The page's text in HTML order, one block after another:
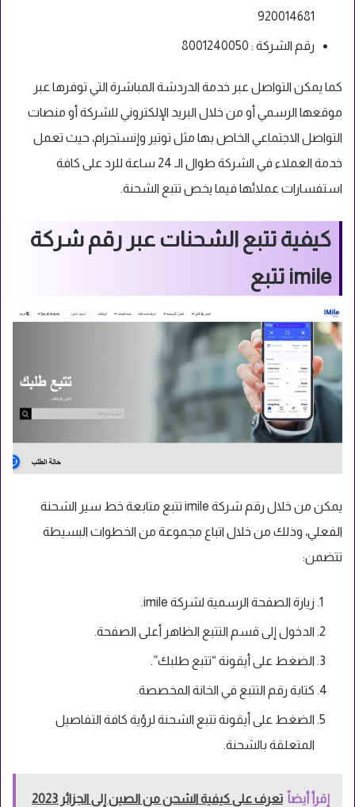
920014681
رقم الشركة : 8001240050
كما يمكن التواصل عبر خدمة الدردشة المباشرة التي توفرها عبر
موقعها الرسمي أو من خلال البريد الإلكتروني للشركة أو منصات
التواصل الاجتماعي الخاص بها مثل توتير وإنستجرام، حيث تعمل
خدمة العملاء في الشركة طوال الـ 24 ساعة للرد على كافة
استفسارات عملائها فيما يخص تتبع الشحنة.
كيفية تتبع الشحنات عبر رقم شركة
imile تتبع
يمكن من خلال رقم شركة imile تتبع متابعة خط سير الشحنة
الفعلي، وذلك من خلال اتباع مجموعة من الخطوات البسيطة
تتضمن:
زيارة الصفحة الرسمية لشركة imile.
الدخول إلى قسم التتبع الظاهر أعلى الصفحة.
الضغط على أيقونة “تتبع طلبك”.
كتابة رقم التتبع في الخانة المخصصة.
الضغط على أيقونة تتبع الشحنة لرؤية كافة التفاصيل
المتعلقة بالشحنة.
إقرأ أيضاً تعرف على كيفية الشحن من الصين إلى الجزائر 2023